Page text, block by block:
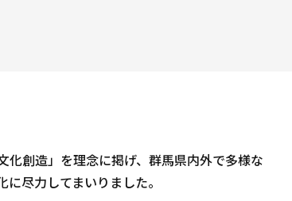
化創造」を理念に掲げ、群馬県内外で多様な
尽力してまいりました。